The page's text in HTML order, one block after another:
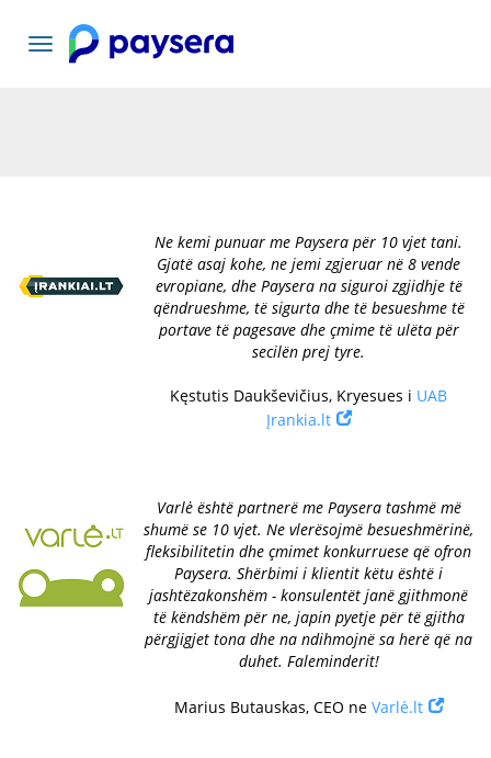
Navigacioni
toggle
Ne kemi punuar me Paysera për 10 vjet tani.
Gjatë asaj kohe, ne jemi zgjeruar në 8 vende
evropiane, dhe Paysera na siguroi zgjidhje të
qëndrueshme, të sigurta dhe të besueshme të
portave të pagesave dhe çmime të ulëta për
secilën prej tyre.
Kęstutis Daukševičius, Kryesues i UAB
Įrankia.lt
Varlė është partnerë me Paysera tashmë më
shumë se 10 vjet. Ne vlerësojmë besueshmërinë,
fleksibilitetin dhe çmimet konkurruese që ofron
Paysera. Shërbimi i klientit këtu është i
jashtëzakonshëm - konsulentët janë gjithmonë
të këndshëm për ne, japin pyetje për të gjitha
përgjigjet tona dhe na ndihmojnë sa herë që na
duhet. Faleminderit!
Marius Butauskas, CEO ne Varlė.lt